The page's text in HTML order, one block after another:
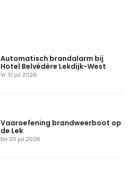
Vr 31 jul 2026
Automatisch brandalarm bij
Hotel Belvédère Lekdijk-West
Do 30 jul 2026
Vaaroefening brandweerboot op
de Lek